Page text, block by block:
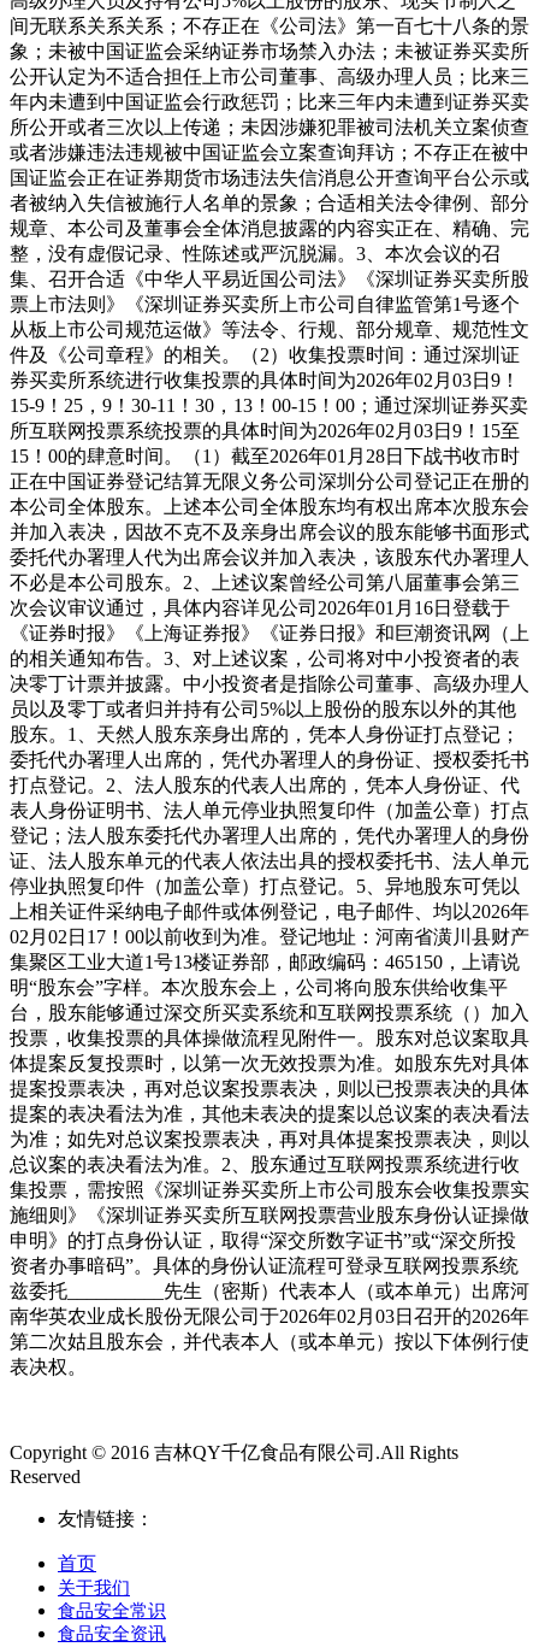
间无联系关系关系；不存正在《公司法》第一百七十八条的景
象；未被中国证监会采纳证券市场禁入办法；未被证券买卖所
公开认定为不适合担任上市公司董事、高级办理人员；比来三
年内未遭到中国证监会行政惩罚；比来三年内未遭到证券买卖
所公开或者三次以上传递；未因涉嫌犯罪被司法机关立案侦查
或者涉嫌违法违规被中国证监会立案查询拜访；不存正在被中
国证监会正在证券期货市场违法失信消息公开查询平台公示或
者被纳入失信被施行人名单的景象；合适相关法令律例、部分
规章、本公司及董事会全体消息披露的内容实正在、精确、完
整，没有虚假记录、性陈述或严沉脱漏。3、本次会议的召
集、召开合适《中华人平易近国公司法》《深圳证券买卖所股
票上市法则》《深圳证券买卖所上市公司自律监管第1号逐个
从板上市公司规范运做》等法令、行规、部分规章、规范性文
件及《公司章程》的相关。（2）收集投票时间：通过深圳证
券买卖所系统进行收集投票的具体时间为2026年02月03日9！
15-9！25，9！30-11！30，13！00-15！00；通过深圳证券买卖
所互联网投票系统投票的具体时间为2026年02月03日9！15至
15！00的肆意时间。（1）截至2026年01月28日下战书收市时
正在中国证券登记结算无限义务公司深圳分公司登记正在册的
本公司全体股东。上述本公司全体股东均有权出席本次股东会
并加入表决，因故不克不及亲身出席会议的股东能够书面形式
委托代办署理人代为出席会议并加入表决，该股东代办署理人
不必是本公司股东。2、上述议案曾经公司第八届董事会第三
次会议审议通过，具体内容详见公司2026年01月16日登载于
《证券时报》《上海证券报》《证券日报》和巨潮资讯网（上
的相关通知布告。3、对上述议案，公司将对中小投资者的表
决零丁计票并披露。中小投资者是指除公司董事、高级办理人
员以及零丁或者归并持有公司5%以上股份的股东以外的其他
股东。1、天然人股东亲身出席的，凭本人身份证打点登记；
委托代办署理人出席的，凭代办署理人的身份证、授权委托书
打点登记。2、法人股东的代表人出席的，凭本人身份证、代
表人身份证明书、法人单元停业执照复印件（加盖公章）打点
登记；法人股东委托代办署理人出席的，凭代办署理人的身份
证、法人股东单元的代表人依法出具的授权委托书、法人单元
停业执照复印件（加盖公章）打点登记。5、异地股东可凭以
上相关证件采纳电子邮件或体例登记，电子邮件、均以2026年
02月02日17！00以前收到为准。登记地址：河南省潢川县财产
集聚区工业大道1号13楼证券部，邮政编码：465150，上请说
明“股东会”字样。本次股东会上，公司将向股东供给收集平
台，股东能够通过深交所买卖系统和互联网投票系统（）加入
投票，收集投票的具体操做流程见附件一。股东对总议案取具
体提案反复投票时，以第一次无效投票为准。如股东先对具体
提案投票表决，再对总议案投票表决，则以已投票表决的具体
提案的表决看法为准，其他未表决的提案以总议案的表决看法
为准；如先对总议案投票表决，再对具体提案投票表决，则以
总议案的表决看法为准。2、股东通过互联网投票系统进行收
集投票，需按照《深圳证券买卖所上市公司股东会收集投票实
施细则》《深圳证券买卖所互联网投票营业股东身份认证操做
申明》的打点身份认证，取得“深交所数字证书”或“深交所投
资者办事暗码”。具体的身份认证流程可登录互联网投票系统
兹委托__________先生（密斯）代表本人（或本单元）出席河
南华英农业成长股份无限公司于2026年02月03日召开的2026年
第二次姑且股东会，并代表本人（或本单元）按以下体例行使
表决权。
Copyright © 2016 吉林QY千亿食品有限公司.All Rights
Reserved
友情链接：
首页
关于我们
食品安全常识
食品安全资讯